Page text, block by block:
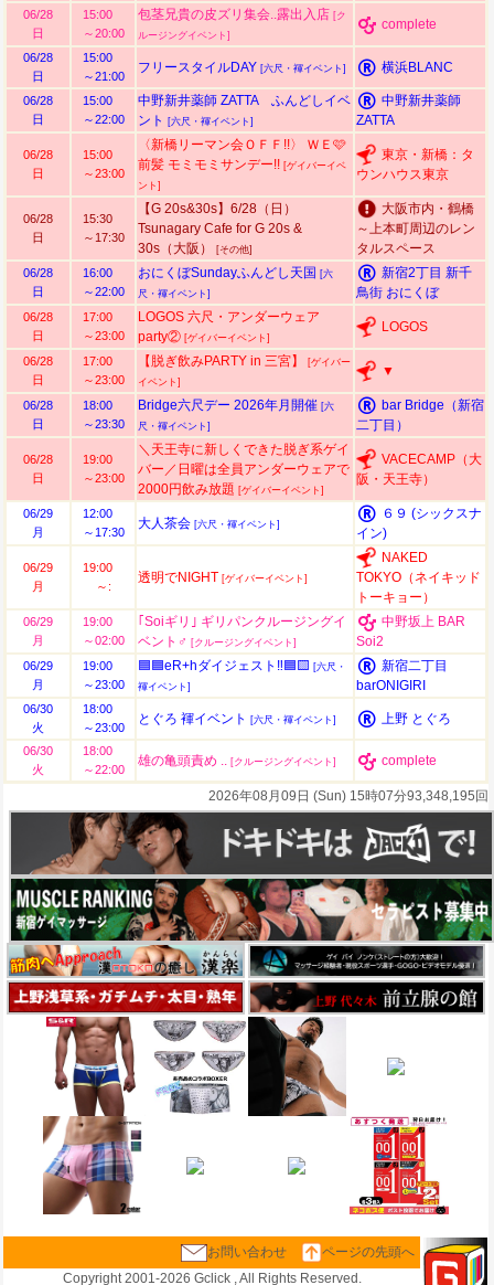
06/28
日
15:00
～20:00
包茎兄貴の皮ズリ集会..露出入店 [ク
ルージングイベント]
complete
06/28
日
15:00
～21:00
フリースタイルDAY [六尺・褌イベント] 横浜BLANC
06/28
日
15:00
～22:00
中野新井薬師 ZATTA ふんどしイベ
ント
[六尺・褌イベント]
中野新井薬師
ZATTA
06/28
日
15:00
～23:00
〈新橋リーマン会ＯＦＦ!!〉 ＷＥ🩷
前髪 モミモミサンデー!! [ゲイバーイベ
ント]
東京・新橋：タ
ウンハウス東京
06/28
日
15:30
～17:30
【G 20s&30s】6/28（日）
Tsunagary Cafe for G 20s &
30s（大阪）
[その他]
大阪市内・鶴橋
～上本町周辺のレン
タルスペース
06/28
日
16:00
～22:00
おにくぼSundayふんどし天国 [六
尺・褌イベント]
新宿2丁目 新千
鳥街 おにくぼ
06/28
日
17:00
～23:00
LOGOS 六尺・アンダーウェア
party② [ゲイバーイベント]
LOGOS
06/28
日
17:00
～23:00
【脱ぎ飲みPARTY in 三宮】
[ゲイバー
イベント]
▼
06/28
日
18:00
～23:30
Bridge六尺デー 2026年月開催 [六
尺・褌イベント]
bar Bridge（新宿
二丁目）
06/28
日
19:00
～23:00
＼天王寺に新しくできた脱ぎ系ゲイ
バー／日曜は全員アンダーウェアで
2000円飲み放題 [ゲイバーイベント]
VACECAMP（大
阪・天王寺）
06/29
月
12:00
～17:30
大人茶会 [六尺・褌イベント]
６９ (シックスナ
イン)
06/29
月
19:00
～:
透明でNIGHT [ゲイバーイベント]
NAKED
TOKYO（ネイキッド
トーキョー）
06/29
月
19:00
～02:00
｢Soiギリ｣ ギリパンクルージングイ
ベント♂ [クルージングイベント]
中野坂上 BAR
Soi2
06/29
月
19:00
～23:00
🟦🟦eR+hダイジェスト‼️🟦🟨 [六尺・
褌イベント]
新宿二丁目
barONIGIRI
06/30
火
18:00
～23:00
とぐろ 褌イベント [六尺・褌イベント] 上野 とぐろ
06/30
火
18:00
～22:00
雄の亀頭責め .. [クルージングイベント] complete
2026年08月09日 (Sun) 15時07分93,348,195回
お問い合わせ
ページの先頭へ
Copyright 2001-2026 Gclick , All Rights Reserved.